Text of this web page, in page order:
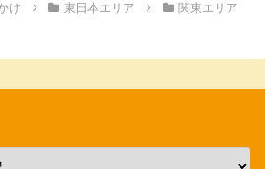
け 東日本エリア 関東エリア